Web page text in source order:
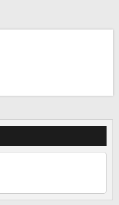
インして